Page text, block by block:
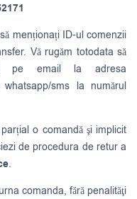
menționați ID-ul comenzii
Vă rugăm totodata să
pe email la adresa
sms la numărul
o comandă şi implicit
de procedura de retur a
.
comanda, fără penalităţi